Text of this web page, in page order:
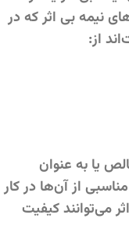
نیمه بی اثر که در
از:
یا به عنوان
از آن‌ها در کار
می‌توانند کیفیت